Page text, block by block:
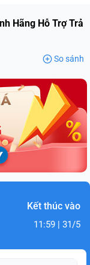
Hãng Hỗ Trợ Trả
So sánh
Kết thúc vào
11:59 | 31/5